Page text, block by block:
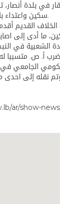
في بلدة
سكين واعتداء بالضرب ومحاولة انتحار.
الخلاف القديم
ما أدى إلى
الشعبية في
أ. ص. متسببا
الجامعي في
نقله إلى
ar/show-